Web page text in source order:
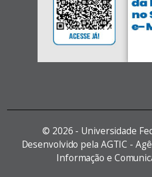
© 2026 - Universidade
Desenvolvido pela AGTIC -
Informação e